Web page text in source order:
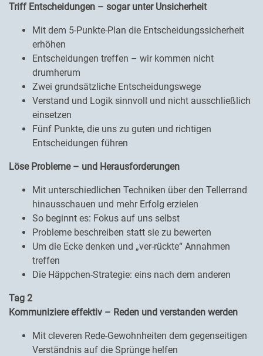
Triff Entscheidungen – sogar unter Unsicherheit
Mit dem 5-Punkte-Plan die Entscheidungssicherheit
erhöhen
Entscheidungen treffen – wir kommen nicht
drumherum
Zwei grundsätzliche Entscheidungswege
Verstand und Logik sinnvoll und nicht ausschließlich
einsetzen
Fünf Punkte, die uns zu guten und richtigen
Entscheidungen führen
Löse Probleme – und Herausforderungen
Mit unterschiedlichen Techniken über den Tellerrand
hinausschauen und mehr Erfolg erzielen
So beginnt es: Fokus auf uns selbst
Probleme beschreiben statt sie zu bewerten
Um die Ecke denken und „ver-rückte“ Annahmen
treffen
Die Häppchen-Strategie: eins nach dem anderen
Tag 2
Kommuniziere effektiv – Reden und verstanden werden
Mit cleveren Rede-Gewohnheiten dem gegenseitigen
Verständnis auf die Sprünge helfen